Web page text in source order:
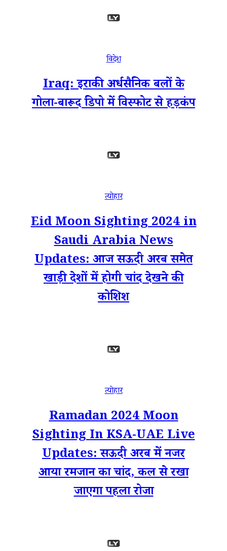
विदेश
Iraq: इराकी अर्धसैनिक बलों के
गोला-बारूद डिपो में विस्फोट से हड़कंप
त्योहार
Eid Moon Sighting 2024 in
Saudi Arabia News
Updates: आज सऊदी अरब समेत
खाड़ी देशों में होगी चांद देखने की
कोशिश
त्योहार
Ramadan 2024 Moon
Sighting In KSA-UAE Live
Updates: सऊदी अरब में नजर
आया रमजान का चांद, कल से रखा
जाएगा पहला रोजा